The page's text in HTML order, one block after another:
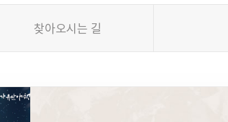
찾아오시는 길